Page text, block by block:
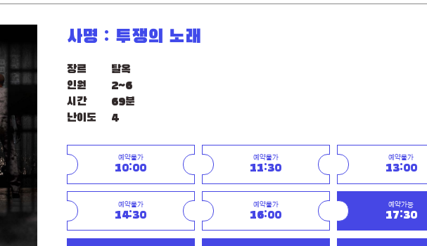
사명 : 투쟁의 노래
장르
탈옥
인원
2~6
시간
69분
난이도
4
예약불가
10:00
예약불가
11:30
예약불가
13:00
예약불가
14:30
예약불가
16:00
예약가능
17:30